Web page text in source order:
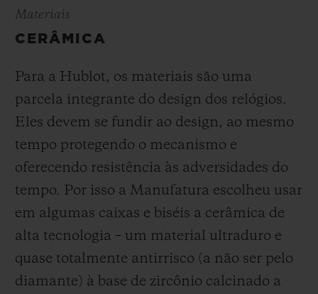
Materiais
CERÂMICA
Para a Hublot, os materiais são uma
parcela integrante do design dos relógios.
Eles devem se fundir ao design, ao mesmo
tempo protegendo o mecanismo e
oferecendo resistência às adversidades do
tempo. Por isso a Manufatura escolheu usar
em algumas caixas e biséis a cerâmica de
alta tecnologia – um material ultraduro e
quase totalmente antirrisco (a não ser pelo
diamante) à base de zircônio calcinado a